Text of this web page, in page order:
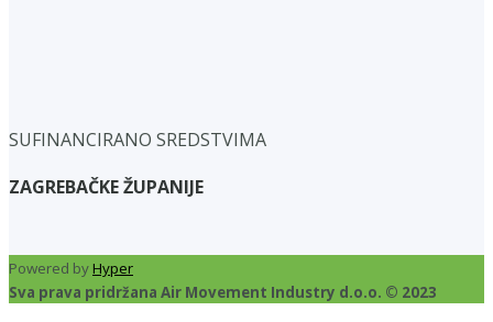
SUFINANCIRANO SREDSTVIMA
ZAGREBAČKE ŽUPANIJE
Powered byHyper
Sva prava pridržana Air Movement Industry d.o.o. © 2023